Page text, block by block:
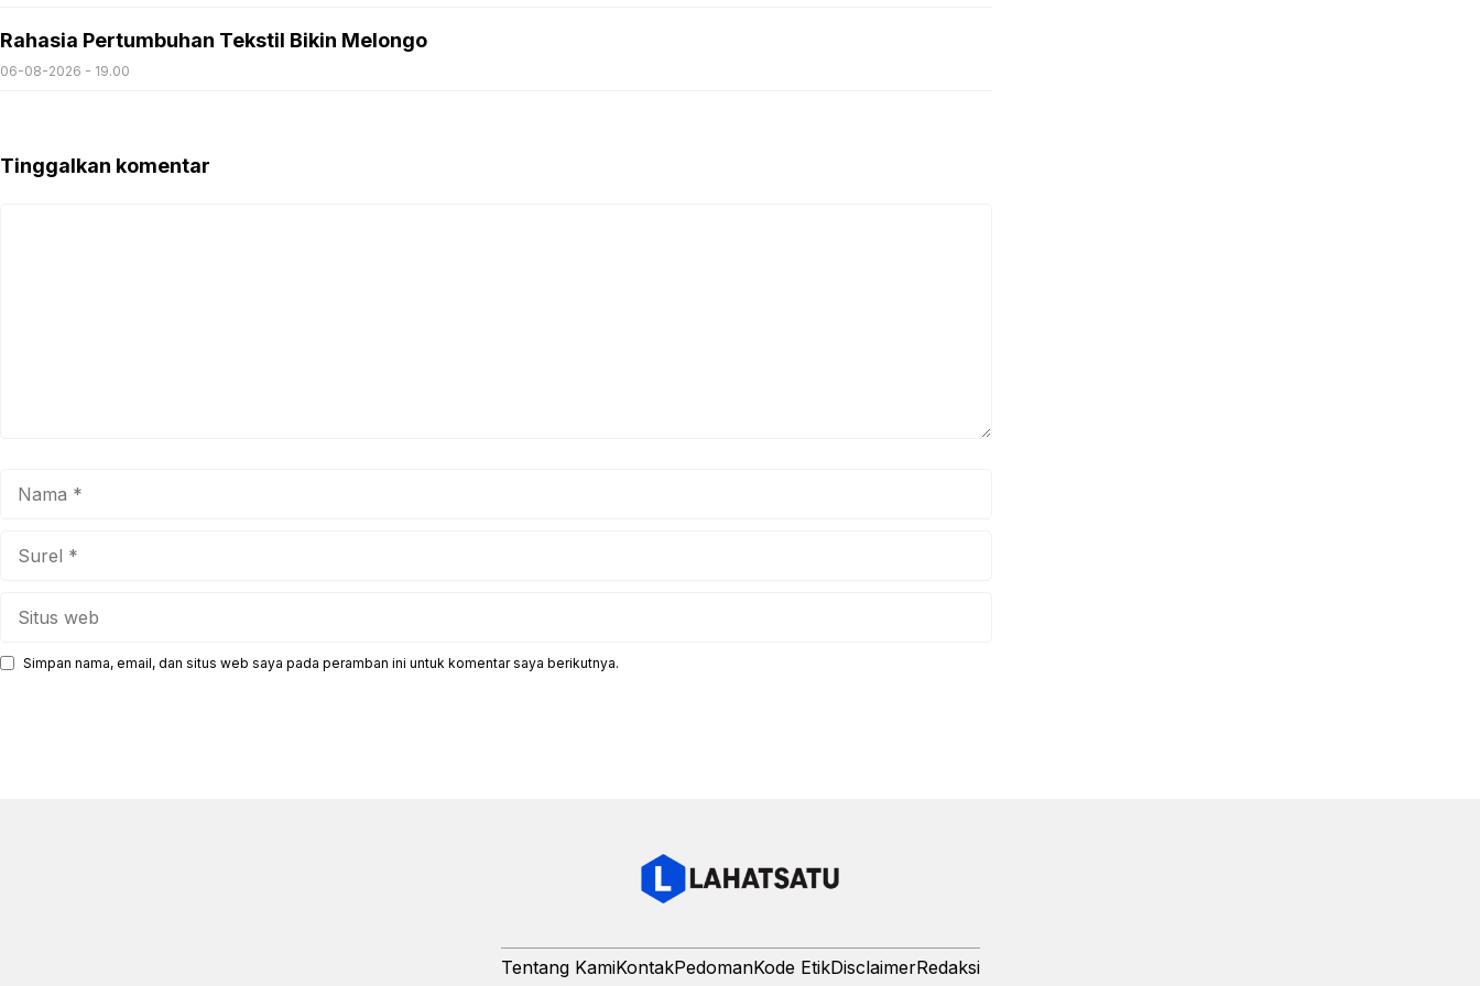
Rahasia Pertumbuhan Tekstil Bikin Melongo
06-08-2026 - 19.00
Tinggalkan komentar
Simpan nama, email, dan situs web saya pada peramban ini untuk komentar saya berikutnya.
Tentang KamiKontakPedomanKode EtikDisclaimerRedaksi